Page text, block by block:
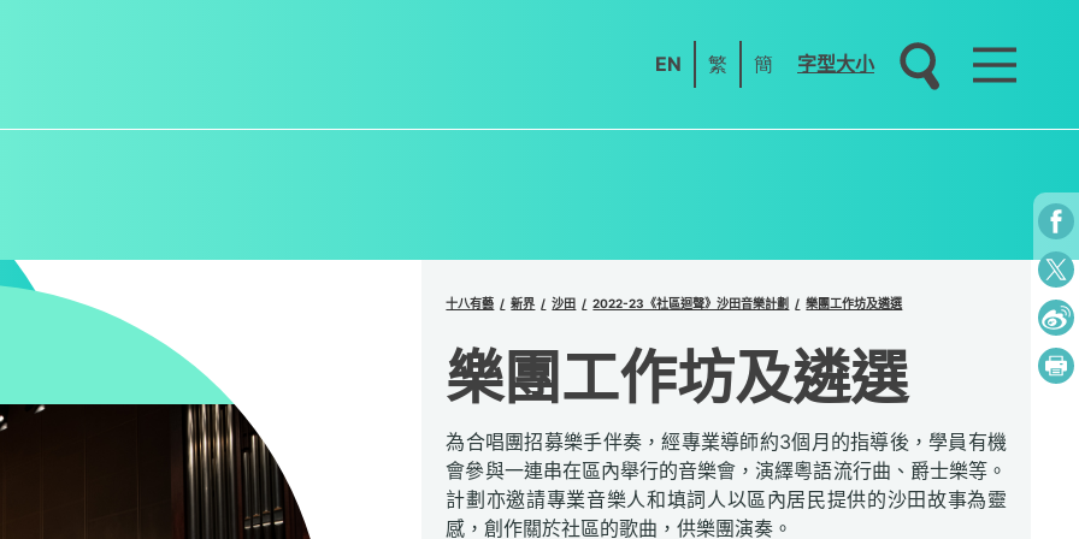
EN 繁 簡 字型大小
十八有藝 新界 沙田 2022-23《社區迴聲》沙田音樂計劃 樂團工作坊及遴選
樂團工作坊及遴選
為合唱團招募樂手伴奏，經專業導師約3個月的指導後，學員有機
會參與一連串在區內舉行的音樂會，演繹粵語流行曲、爵士樂等。
計劃亦邀請專業音樂人和填詞人以區內居民提供的沙田故事為靈
感，創作關於社區的歌曲，供樂團演奏。